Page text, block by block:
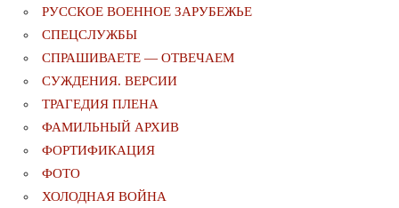
РУССКОЕ ВОЕННОЕ ЗАРУБЕЖЬЕ
СПЕЦСЛУЖБЫ
СПРАШИВАЕТЕ — ОТВЕЧАЕМ
СУЖДЕНИЯ. ВЕРСИИ
ТРАГЕДИЯ ПЛЕНА
ФАМИЛЬНЫЙ АРХИВ
ФОРТИФИКАЦИЯ
ФОТО
ХОЛОДНАЯ ВОЙНА